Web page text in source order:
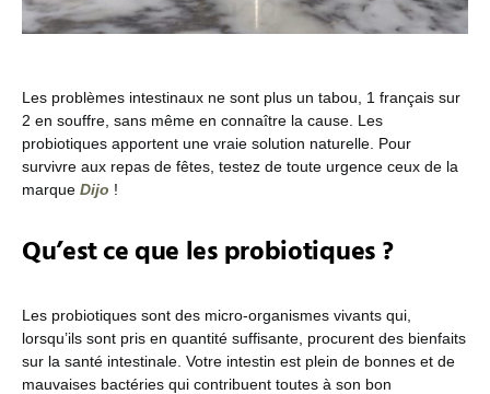
Les problèmes intestinaux ne sont plus un tabou, 1 français sur
2 en souffre, sans même en connaître la cause. Les
probiotiques apportent une vraie solution naturelle. Pour
survivre aux repas de fêtes, testez de toute urgence ceux de la
marque Dijo !
Qu’est ce que les probiotiques ?
Les probiotiques sont des micro-organismes vivants qui,
lorsqu’ils sont pris en quantité suffisante, procurent des bienfaits
sur la santé intestinale. Votre intestin est plein de bonnes et de
mauvaises bactéries qui contribuent toutes à son bon